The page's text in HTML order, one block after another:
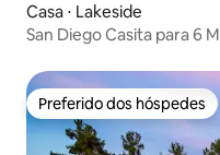
Casa ⋅ Lakeside
San Diego Casita para 6
Preferido dos hóspedes
Preferido dos hóspedes